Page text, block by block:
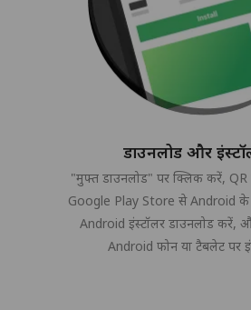
डाउनलोड और
"मुफ्त डाउनलोड" पर क्लिक करें,
Google Play Store से Android के
Android इंस्टॉलर डाउनलोड करें,
Android फोन या टैबलेट पर